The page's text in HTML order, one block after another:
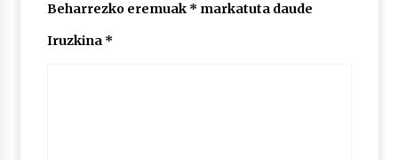
Beharrezko eremuak * markatuta daude
Iruzkina *